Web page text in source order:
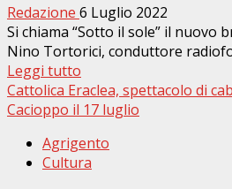
Redazione 6 Luglio 2022
Si chiama “Sotto il sole” il nuovo
Nino Tortorici, conduttore
Leggi tutto
Cattolica Eraclea, spettacolo di
Cacioppo il 17 luglio
Agrigento
Cultura